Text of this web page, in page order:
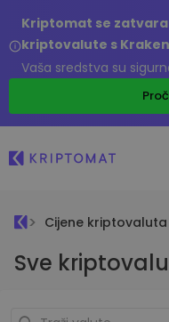
Kriptomat se
kriptovalute s
Vaša sredstva su
Cijene kriptovaluta
Sve